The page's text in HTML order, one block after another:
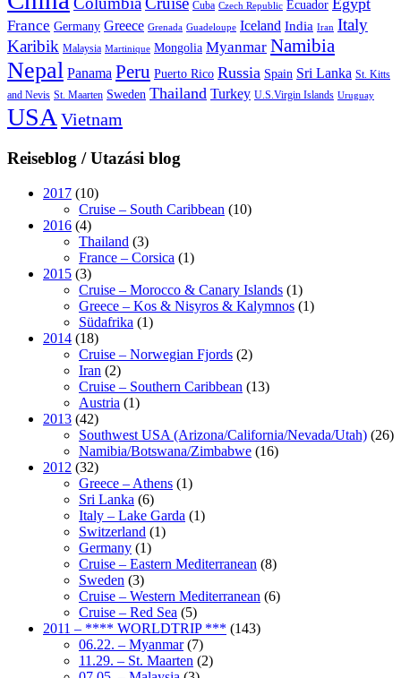
Cuba Czech Republic Ecuador Egypt
France Germany Greece Grenada Guadeloupe Iceland India Iran Italy
Karibik Malaysia Martinique Mongolia Myanmar Namibia
Nepal Panama Peru Puerto Rico Russia Spain Sri Lanka St. Kitts
and Nevis St. Maarten Sweden Thailand Turkey U.S.Virgin Islands Uruguay
USAVietnam
Reiseblog / Utazási blog
2017 (10)
Cruise – South Caribbean (10)
2016 (4)
Thailand (3)
France – Corsica (1)
2015 (3)
Cruise – Morocco & Canary Islands (1)
Greece – Kos & Nisyros & Kalymnos (1)
Südafrika (1)
2014 (18)
Cruise – Norwegian Fjords (2)
Iran (2)
Cruise – Southern Caribbean (13)
Austria (1)
2013 (42)
Southwest USA (Arizona/California/Nevada/Utah) (26)
Namibia/Botswana/Zimbabwe (16)
2012 (32)
Greece – Athens (1)
Sri Lanka (6)
Italy – Lake Garda (1)
Switzerland (1)
Germany (1)
Cruise – Eastern Mediterranean (8)
Sweden (3)
Cruise – Western Mediterranean (6)
Cruise – Red Sea (5)
2011 – **** WORLDTRIP *** (143)
06.22. – Myanmar(7)
11.29. – St. Maarten (2)